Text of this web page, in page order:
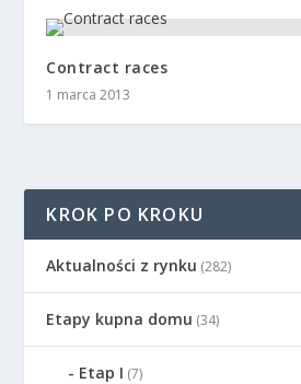
Contract races
1 marca 2013
KROK PO KROKU
Aktualności z rynku (282)
Etapy kupna domu (34)
Etap I (7)